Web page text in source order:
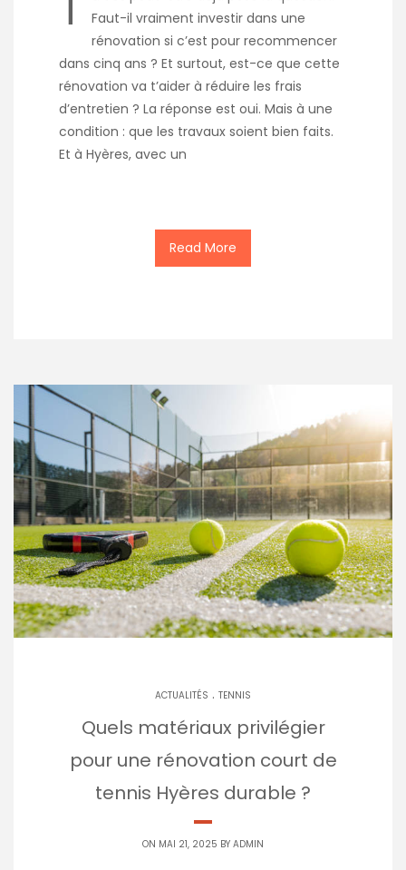
Faut-il vraiment investir dans une
rénovation si c’est pour recommencer
dans cinq ans ? Et surtout, est-ce que cette
rénovation va t’aider à réduire les frais
d’entretien ? La réponse est oui. Mais à une
condition : que les travaux soient bien faits.
Et à Hyères, avec un
Read More
ACTUALITÉS . TENNIS
Quels matériaux privilégier
pour une rénovation court de
tennis Hyères durable ?
ON MAI 21, 2025 BY ADMIN